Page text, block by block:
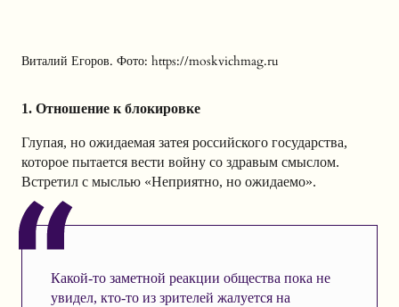
Виталий Егоров. Фото: https://moskvichmag.ru
1. Отношение к блокировке
Глупая, но ожидаемая затея российского государства,
которое пытается вести войну со здравым смыслом.
Встретил с мыслью «Неприятно, но ожидаемо».
Какой-то заметной реакции общества пока не
увидел, кто-то из зрителей жалуется на